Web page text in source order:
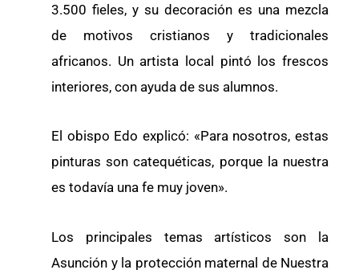
3.500 fieles, y su decoración es una mezcla
de motivos cristianos y tradicionales
africanos. Un artista local pintó los frescos
interiores, con ayuda de sus alumnos.
El obispo Edo explicó: «Para nosotros, estas
pinturas son catequéticas, porque la nuestra
es todavía una fe muy joven».
Los principales temas artísticos son la
Asunción y la protección maternal de Nuestra